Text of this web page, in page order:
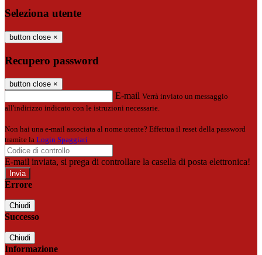
Seleziona utente
button close ×
Recupero password
button close ×
E-mail Verrà inviato un messaggio
all'indirizzo indicato con le istruzioni necessarie.
Non hai una e-mail associata al nome utente? Effettua il reset della password
tramite la Login Spaggiari
E-mail inviata, si prega di controllare la casella di posta elettronica!
Errore
Chiudi
Successo
Chiudi
Informazione